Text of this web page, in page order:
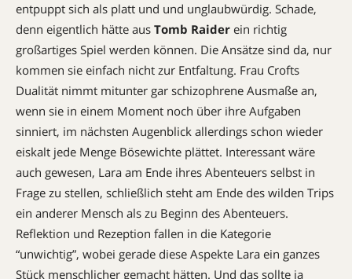
entpuppt sich als platt und und unglaubwürdig. Schade,
denn eigentlich hätte aus Tomb Raider ein richtig
großartiges Spiel werden können. Die Ansätze sind da, nur
kommen sie einfach nicht zur Entfaltung. Frau Crofts
Dualität nimmt mitunter gar schizophrene Ausmaße an,
wenn sie in einem Moment noch über ihre Aufgaben
sinniert, im nächsten Augenblick allerdings schon wieder
eiskalt jede Menge Bösewichte plättet. Interessant wäre
auch gewesen, Lara am Ende ihres Abenteuers selbst in
Frage zu stellen, schließlich steht am Ende des wilden Trips
ein anderer Mensch als zu Beginn des Abenteuers.
Reflektion und Rezeption fallen in die Kategorie
“unwichtig”, wobei gerade diese Aspekte Lara ein ganzes
Stück menschlicher gemacht hätten. Und das sollte ja